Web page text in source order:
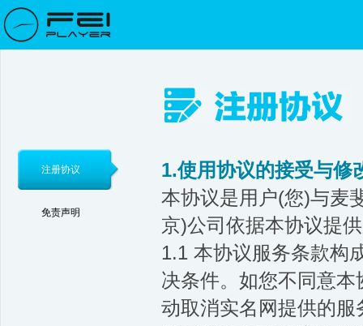
注册协议
免责声明
1.使用协议的接受与修
本协议是用户(您)与麦
京)公司依据本协议提
1.1 本协议服务条款构
决条件。如您不同意
动取消实名网提供的